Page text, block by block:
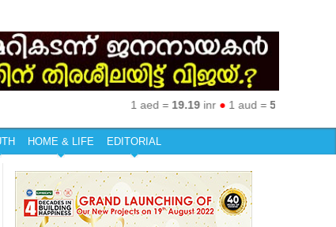
1 aed =19.19inr ●1 aud =50.27
HOME & LIFE EDITORIAL